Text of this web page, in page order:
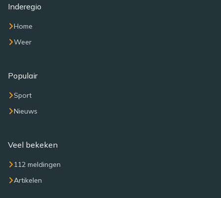
Inderegio
Home
Weer
Populair
Sport
Nieuws
Veel bekeken
112 meldingen
Artikelen